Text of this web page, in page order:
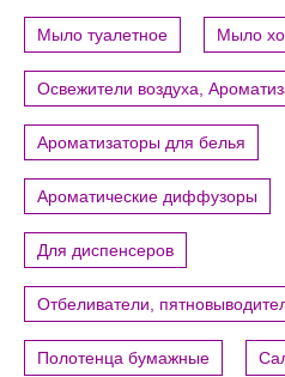
Мыло туалетное Мыло
Освежители воздуха,
Ароматизаторы для белья
Ароматические диффузоры
Для диспенсеров
Отбеливатели,
Полотенца бумажные